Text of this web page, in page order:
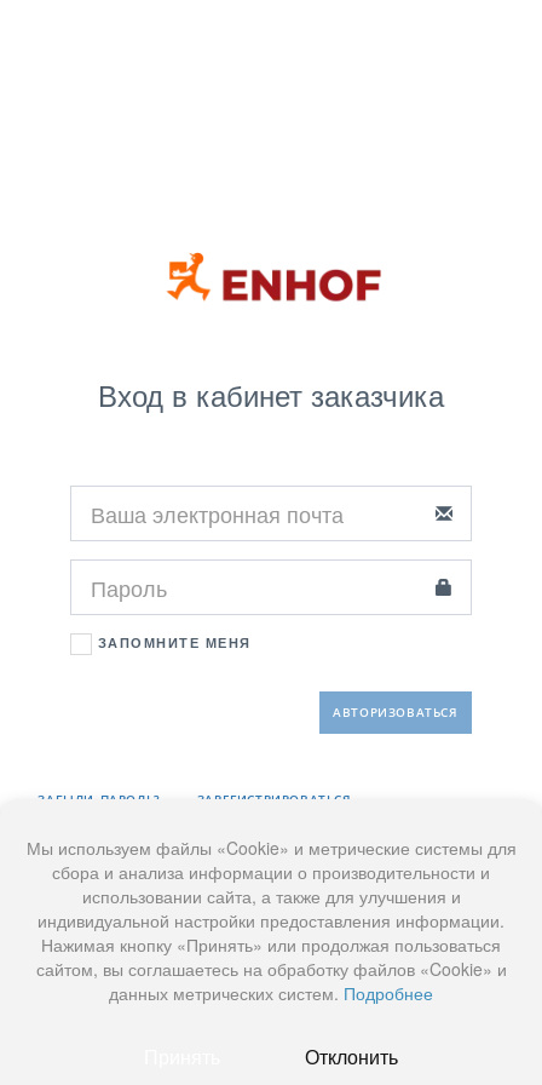
Вход в кабинет заказчика
ЗАПОМНИТЕ МЕНЯ
ЗАБЫЛИ ПАРОЛЬ? ЗАРЕГИСТРИРОВАТЬСЯ
Мы используем файлы «Cookie» и метрические системы для
сбора и анализа информации о производительности и
использовании сайта, а также для улучшения и
индивидуальной настройки предоставления информации.
Нажимая кнопку «Принять» или продолжая пользоваться
сайтом, вы соглашаетесь на обработку файлов «Cookie» и
данных метрических систем. Подробнее
Отклонить